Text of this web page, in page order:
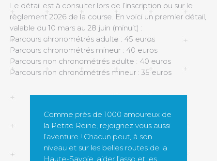
Le détail est à consulter lors de l’inscription ou sur le
règlement 2026 de la course. En voici un premier détail,
valable du 10 mars au 28 juin (minuit) :
Parcours chronométrés adulte : 45 euros
Parcours chronométrés mineur : 40 euros
Parcours non chronométrés adulte : 40 euros
Parcours non chronométrés mineur : 35 euros
Comme près de 1000 amoureux de
la Petite Reine, rejoignez vous aussi
l’aventure ! Chacun peut, à son
niveau et sur les belles routes de la
Haute-Savoie, aider l’asso et les